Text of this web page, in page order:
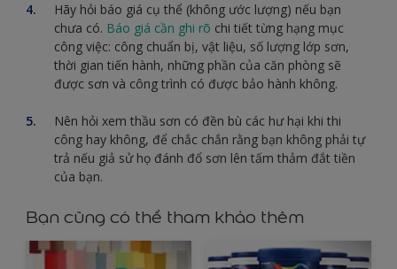
Hãy hỏi báo giá cụ thể (không ước lượng) nếu bạn
chưa có. Báo giá cần ghi rõ chi tiết từng hạng mục
công việc: công chuẩn bị, vật liệu, số lượng lớp sơn,
thời gian tiến hành, những phần của căn phòng sẽ
được sơn và công trình có được bảo hành không.
Nên hỏi xem thầu sơn có đền bù các hư hại khi thi
công hay không, để chắc chắn rằng bạn không phải tự
trả nếu giả sử họ đánh đổ sơn lên tấm thảm đắt tiền
của bạn.
Bạn cũng có thể tham khảo thêm